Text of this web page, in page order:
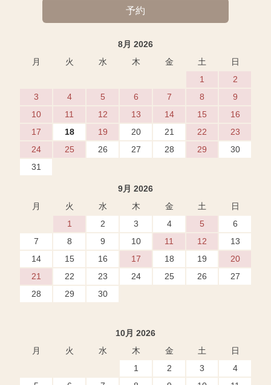
8月 2026
月
火 水 木 金 土
日
1
2
3
4 5 6 7 8
9
10
11 12 13 14 15
16
17
18 19 20 21 22
23
24
25 26 27 28 29
30
31
9月 2026
月
火 水 木 金 土
日
1
2 3 4 5
6
7
8 9 10 11 12
13
14
15 16 17 18 19
20
21
22 23 24 25 26
27
28
29 30
10月 2026
月
火 水 木 金 土
日
1
2 3
4